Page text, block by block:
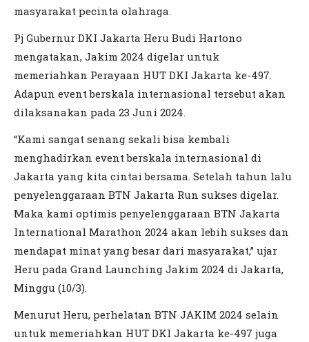
masyarakat pecinta olahraga.
Pj Gubernur DKI Jakarta Heru Budi Hartono
mengatakan, Jakim 2024 digelar untuk
memeriahkan Perayaan HUT DKI Jakarta ke-497.
Adapun event berskala internasional tersebut akan
dilaksanakan pada 23 Juni 2024.
“Kami sangat senang sekali bisa kembali
menghadirkan event berskala internasional di
Jakarta yang kita cintai bersama. Setelah tahun lalu
penyelenggaraan BTN Jakarta Run sukses digelar.
Maka kami optimis penyelenggaraan BTN Jakarta
International Marathon 2024 akan lebih sukses dan
mendapat minat yang besar dari masyarakat,” ujar
Heru pada Grand Launching Jakim 2024 di Jakarta,
Minggu (10/3).
Menurut Heru, perhelatan BTN JAKIM 2024 selain
untuk memeriahkan HUT DKI Jakarta ke-497 juga